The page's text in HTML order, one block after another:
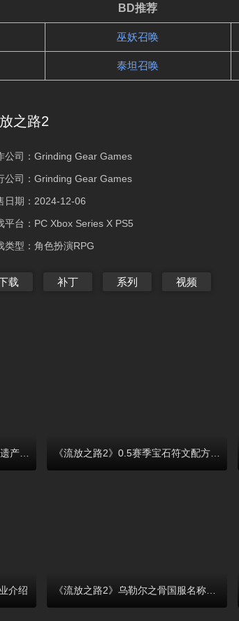
BD推荐
巫妖召唤
泰坦召唤
之路2
公司： Grinding Gear Games
公司： Grinding Gear Games
日期： 2024-12-06
平台： PC Xbox Series X PS5
类型： 角色扮演RPG
载 补丁 系列 视频
《流放之路2》0.5赛季奥杜尔的遗产介绍 《流放之路2》0.5赛季宝石符文配方大全
介绍 《流放之路2》乌勒尔之骨国服名称介绍